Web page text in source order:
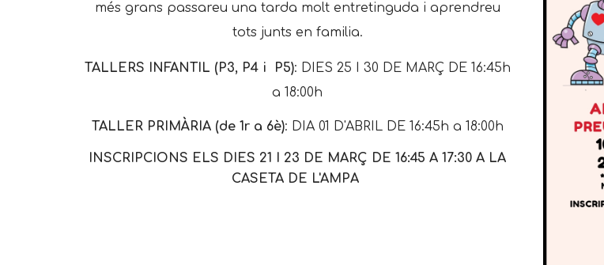
més grans passareu una tarda molt entretinguda i aprendreu
tots junts en familia.
TALLERS INFANTIL (P3, P4 i P5): DIES 25 I 30 DE MARÇ DE 16:45h
a 18:00h
TALLER PRIMÀRIA (de 1r a 6è): DIA 01 D'ABRIL DE 16:45h a 18:00h
INSCRIPCIONS ELS DIES 21 I 23 DE MARÇ DE 16:45 A 17:30 A LA
CASETA DE L'AMPA